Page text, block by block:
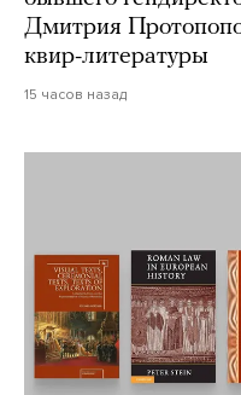
Дмитрия
квир-литературы
15 часов назад